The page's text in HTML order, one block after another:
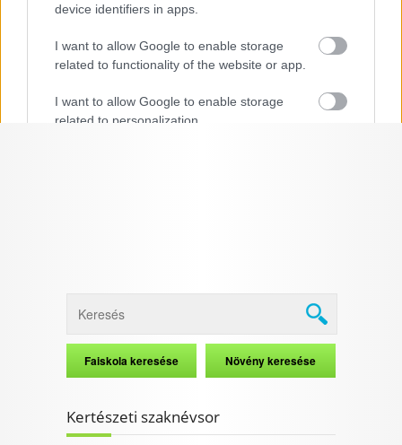
device identifiers in apps.
I want to allow Google to enable storage
related to functionality of the website or app.
I want to allow Google to enable storage
related to personalization.
Data Deletion Privacy Policy
Kertészeti szaknévsor